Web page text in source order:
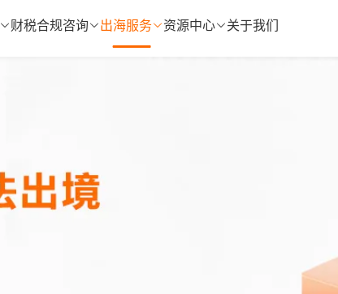
财税合规咨询 出海服务 资源中心 关于我们